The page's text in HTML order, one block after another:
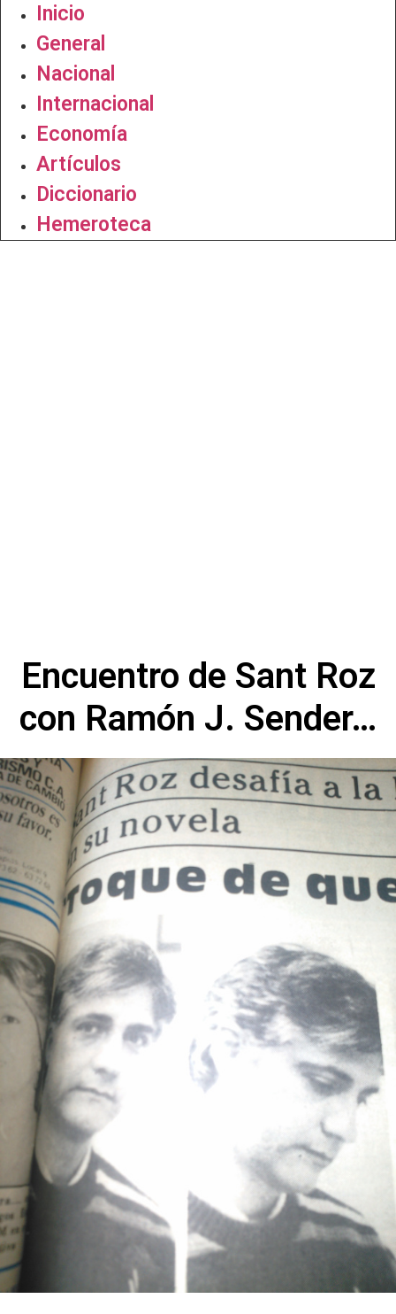
Inicio
General
Nacional
Internacional
Economía
Artículos
Diccionario
Hemeroteca
Encuentro de Sant Roz
con Ramón J. Sender…